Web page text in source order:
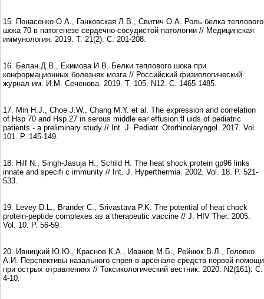
15. Понасенко О.А., Ганковская Л.В., Свитич О.А. Роль белка теплового
шока 70 в патогенезе сердечно-сосудистой патологии // Медицинская
иммунология. 2019. Т. 21(2). С. 201-208.
16. Белан Д.В., Екимова И.В. Белки теплового шока при
конформационных болезнях мозга // Российский физиологический
журнал им. И.М. Сеченова. 2019. Т. 105. N12. С. 1465-1485.
17. Min H.J., Choe J.W., Chang M.Y. et al. The expression and correlation
of Hsp 70 and Hsp 27 in serous middle ear effusion fl uids of pediatric
patients - a preliminary study // Int. J. Pediatr. Otorhinolaryngol. 2017. Vol.
101. P. 145-149.
18. Hilf N., Singh-Jasuja H., Schild H. The heat shock protein gp96 links
innate and specifi c immunity // Int. J. Hyperthermia. 2002. Vol. 18. P. 521-
533.
19. Levey D.L., Brander C., Srivastava P.K. The potential of heat chock
protein-peptide complexes as a therapeutic vaccine // J. HIV Ther. 2005.
Vol. 10. P. 56-59.
20. Ивницкий Ю.Ю., Краснов К.А., Иванов М.Б., Рейнюк В.Л., Головко
А.И. Перспективы назального спрея в арсенале средств первой помощи
при острых отравлениях // Токсикологический вестник. 2020. N2(161). С.
4-10.